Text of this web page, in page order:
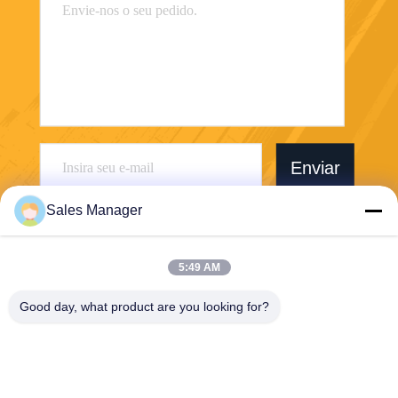
Enviar
Wuhan Desheng Biochemical Technology
Sales Manager
5:49 AM
Good day, what product are you looking for?